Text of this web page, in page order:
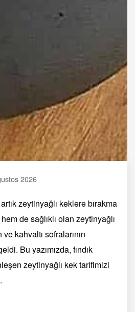
2026
zeytinyağlı keklere bırakma
de sağlıklı olan zeytinyağlı
kahvaltı sofralarının
Bu yazımızda, fındık
zeytinyağlı kek tarifimizi